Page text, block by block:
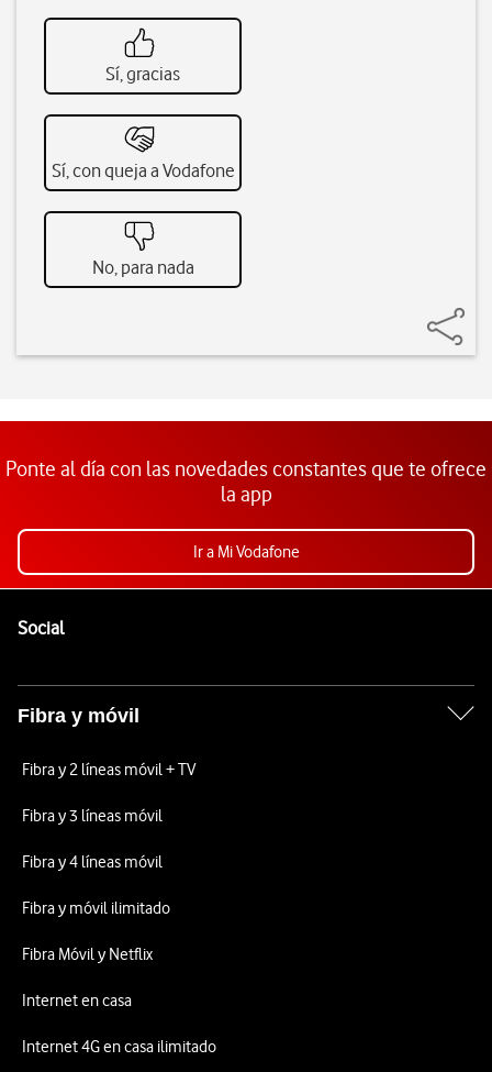
Sí, gracias
Sí, con queja a Vodafone
No, para nada
Ponte al día con las novedades constantes que te ofrece
la app
Ir a Mi Vodafone
SocialEnlaces a las redes sociales de Vodafone
Fibra y móvil
Fibra y 2 líneas móvil + TV
Fibra y 3 líneas móvil
Fibra y 4 líneas móvil
Fibra y móvil ilimitado
Fibra Móvil y Netflix
Internet en casa
Internet 4G en casa ilimitado